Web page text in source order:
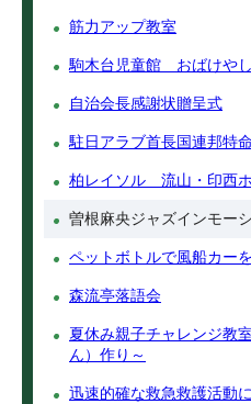
筋力アップ教室
駒木台児童館 おばけや
自治会長感謝状贈呈式
駐日アラブ首長国連邦特
柏レイソル 流山・印西
曽根麻央ジャズインモー
ペットボトルで風船カー
森流亭落語会
夏休み親子チャレンジ教
ん）作り～
迅速的確な救急救護活動